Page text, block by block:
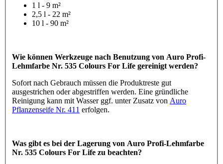
1 l - 9 m²
2,5 l - 22 m²
10 l - 90 m²
Wie können Werkzeuge nach Benutzung von Auro Profi-
Lehmfarbe Nr. 535 Colours For Life gereinigt werden?
Sofort nach Gebrauch müssen die Produktreste gut
ausgestrichen oder abgestriffen werden. Eine gründliche
Reinigung kann mit Wasser ggf. unter Zusatz von Auro
Pflanzenseife Nr. 411 erfolgen.
Was gibt es bei der Lagerung von Auro Profi-Lehmfarbe
Nr. 535 Colours For Life zu beachten?